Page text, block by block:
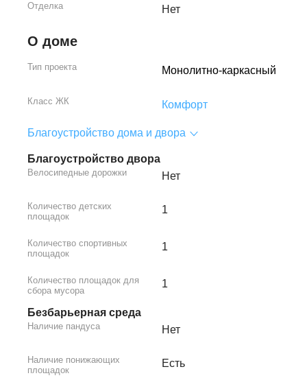
Отделка Нет
О доме
Тип проекта Монолитно-каркасный
Класс ЖК Комфорт
Благоустройство дома и двора
Благоустройство двора
Велосипедные дорожки Нет
Количество детских
площадок
1
Количество спортивных
площадок
1
Количество площадок для
сбора мусора
1
Безбарьерная среда
Наличие пандуса Нет
Наличие понижающих
площадок
Есть